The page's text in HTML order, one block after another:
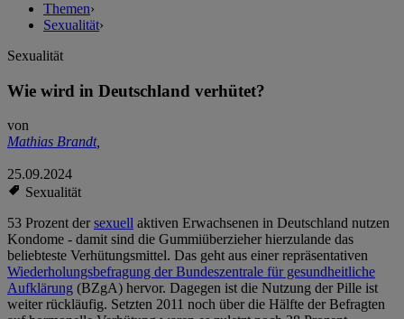
Themen›
Sexualität›
Sexualität
Wie wird in Deutschland verhütet?
von
Mathias Brandt,
25.09.2024
Sexualität
53 Prozent dersexuell aktiven Erwachsenen in Deutschland nutzen
Kondome - damit sind die Gummiüberzieher hierzulande das
beliebteste Verhütungsmittel. Das geht aus einer repräsentativen
Wiederholungsbefragung der Bundeszentrale für gesundheitliche
Aufklärung (BZgA) hervor. Dagegen ist die Nutzung der Pille ist
weiter rückläufig. Setzten 2011 noch über die Hälfte der Befragten